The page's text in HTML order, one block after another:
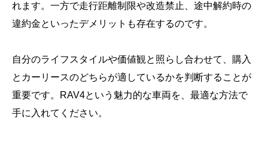
れます。一方で走行距離制限や改造禁止、途中解約時の
違約金といったデメリットも存在するのです。
自分のライフスタイルや価値観と照らし合わせて、購入
とカーリースのどちらが適しているかを判断することが
重要です。RAV4という魅力的な車両を、最適な方法で
手に入れてください。